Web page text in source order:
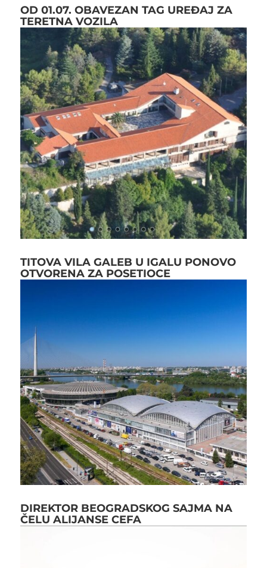
OD 01.07. OBAVEZAN TAG UREĐAJ ZA
TERETNA VOZILA
TITOVA VILA GALEB U IGALU PONOVO
OTVORENA ZA POSETIOCE
DIREKTOR BEOGRADSKOG SAJMA NA
ČELU ALIJANSE CEFA